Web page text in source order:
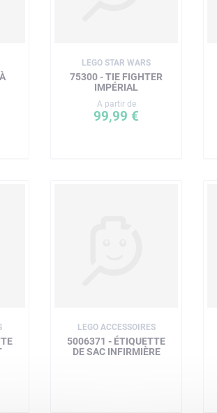
LEGO STAR WARS
75300 - TIE FIGHTER
IMPÉRIAL
A partir de
99,99 €
LEGO ACCESSOIRES
5006371 - ÉTIQUETTE
DE SAC INFIRMIÈRE